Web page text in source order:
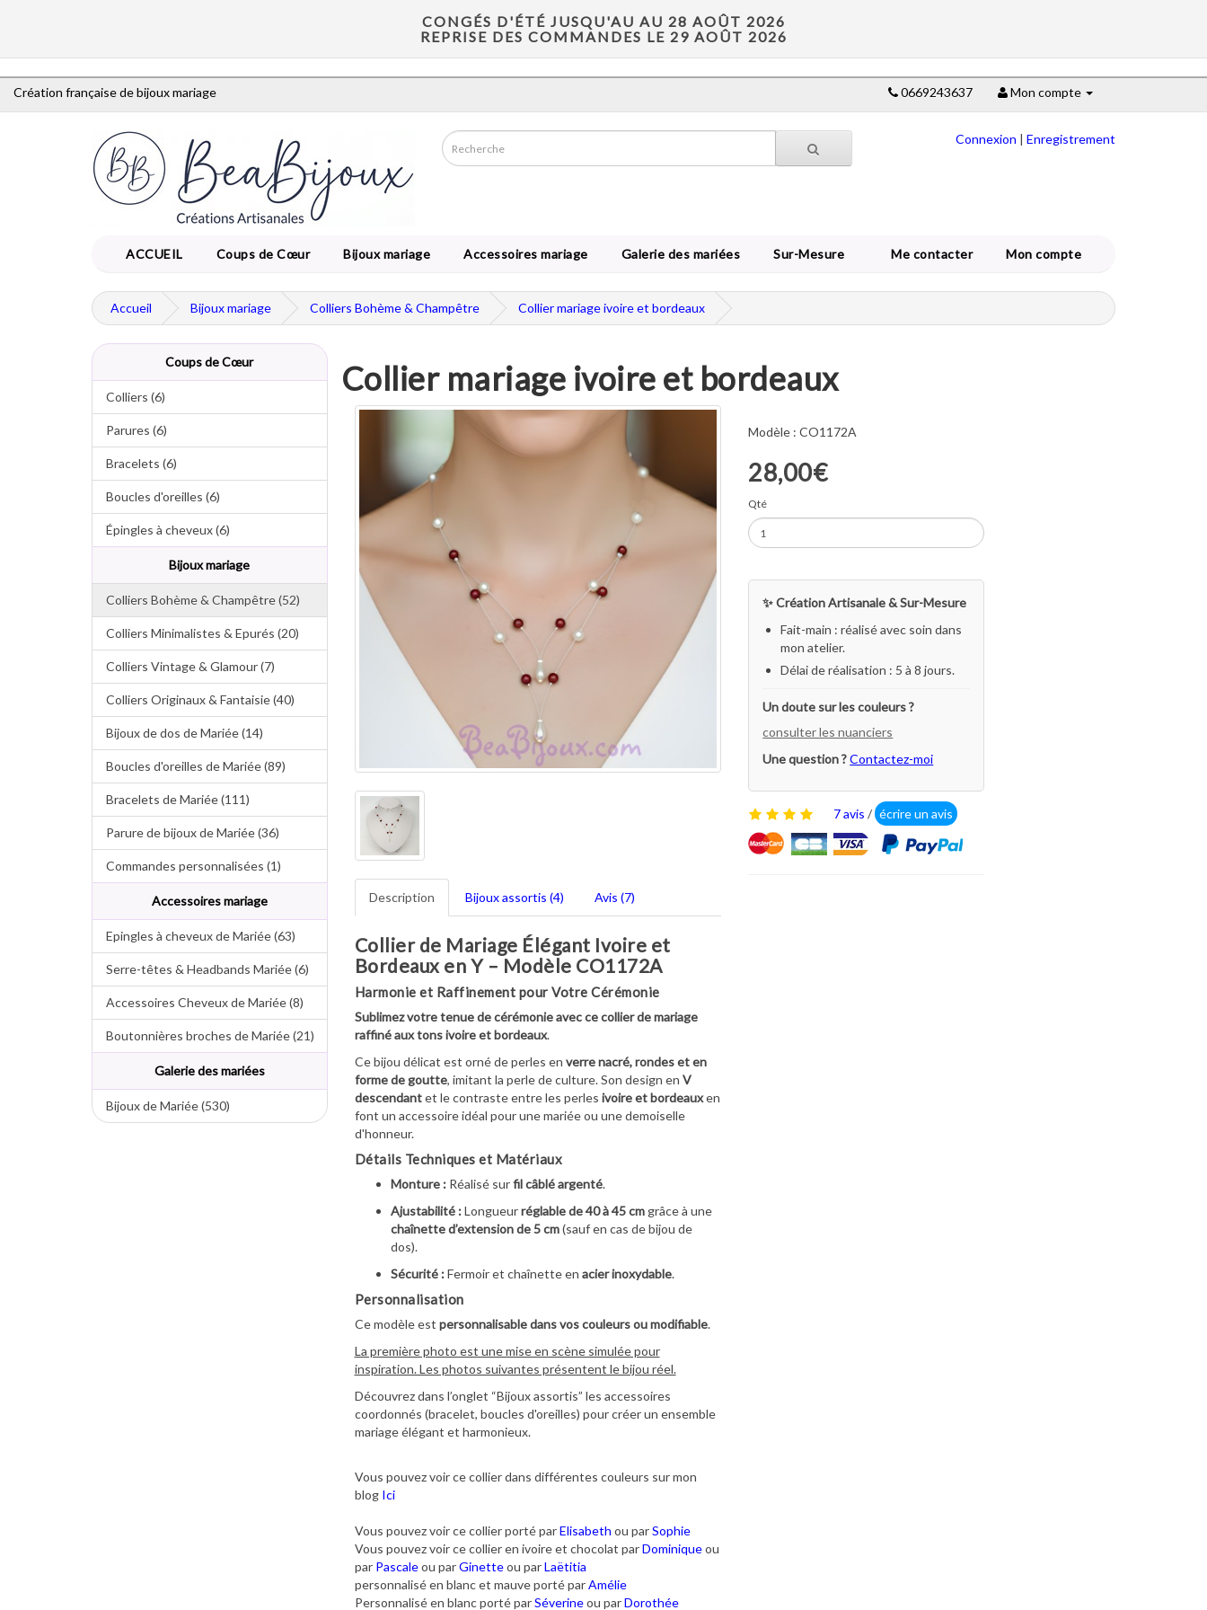
CONGÉS D'ÉTÉ JUSQU'AU AU 28 AOÛT 2026
REPRISE DES COMMANDES LE 29 AOÛT 2026
Création française de bijoux mariage 0669243637 Mon compte
Connexion | Enregistrement
ACCUEIL Coups de Cœur Bijoux mariage Accessoires mariage Galerie des mariées Sur-Mesure Me contacter Mon compte
Accueil Bijoux mariage Colliers Bohème & Champêtre Collier mariage ivoire et bordeaux
Coups de Cœur
Colliers (6)
Parures (6)
Bracelets (6)
Boucles d'oreilles (6)
Épingles à cheveux (6)
Bijoux mariage
Colliers Bohème & Champêtre (52)
Colliers Minimalistes & Epurés (20)
Colliers Vintage & Glamour (7)
Colliers Originaux & Fantaisie (40)
Bijoux de dos de Mariée (14)
Boucles d'oreilles de Mariée (89)
Bracelets de Mariée (111)
Parure de bijoux de Mariée (36)
Commandes personnalisées (1)
Accessoires mariage
Epingles à cheveux de Mariée (63)
Serre-têtes & Headbands Mariée (6)
Accessoires Cheveux de Mariée (8)
Boutonnières broches de Mariée (21)
Galerie des mariées
Bijoux de Mariée (530)
Collier mariage ivoire et bordeaux
Description Bijoux assortis (4) Avis (7)
Collier de Mariage Élégant Ivoire et
Bordeaux en Y – Modèle CO1172A
Harmonie et Raffinement pour Votre Cérémonie
Sublimez votre tenue de cérémonie avec ce collier de mariage
raffiné aux tons ivoire et bordeaux.
Ce bijou délicat est orné de perles en verre nacré, rondes et en
forme de goutte, imitant la perle de culture. Son design en V
descendantet le contraste entre les perles ivoire et bordeauxen
font un accessoire idéal pour une mariée ou une demoiselle
d'honneur.
Détails Techniques et Matériaux
Monture :Réalisé surfil câblé argenté.
Ajustabilité :Longueurréglable de 40 à 45 cmgrâce à une
chaînette d’extension de 5 cm(sauf en cas de bijou de
dos).
Sécurité :Fermoir et chaînette en acier inoxydable.
Personnalisation
Ce modèle est personnalisable dans vos couleurs ou modifiable.
La première photo est une mise en scène simulée pour
inspiration. Les photos suivantes présentent le bijou réel.
Découvrez dans l’onglet “Bijoux assortis” les accessoires
coordonnés (bracelet, boucles d'oreilles) pour créer un ensemble
mariage élégant et harmonieux.
Vous pouvez voir ce collier dans différentes couleurs sur mon
blog Ici
Vous pouvez voir ce collier porté parElisabeth ou parSophie
Vous pouvez voir ce collier en ivoire et chocolat parDominiqueou
par Pascaleou parGinetteou parLaëtitia
personnalisé en blanc et mauve porté parAmélie
Personnalisé en blanc porté parSéverineou parDorothée
Modèle : CO1172A
28,00€
Qté
✨ Création Artisanale & Sur-Mesure
Fait-main : réalisé avec soin dans
mon atelier.
Délai de réalisation : 5 à 8 jours.
Un doute sur les couleurs ?
consulter les nuanciers
Une question ?Contactez-moi
7 avis / écrire un avis